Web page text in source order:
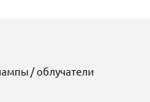
/ облучатели